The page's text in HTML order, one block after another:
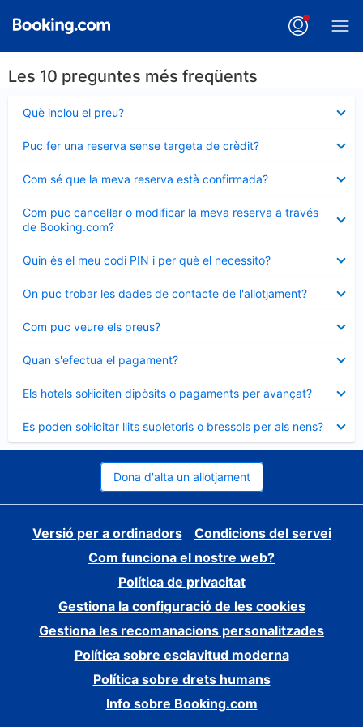
Les 10 preguntes més freqüents
Què inclou el preu?
tancat
Puc fer una reserva sense targeta de crèdit?
tancat
Com sé que la meva reserva està confirmada?
tancat
Com puc cancel·lar o modificar la meva reserva a través
de Booking.com?
tancat
Quin és el meu codi PIN i per què el necessito?
tancat
On puc trobar les dades de contacte de l'allotjament?
tancat
Com puc veure els preus?
tancat
Quan s'efectua el pagament?
tancat
Els hotels sol·liciten dipòsits o pagaments per avançat?
tancat
Es poden sol·licitar llits supletoris o bressols per als nens?
tancat
Dona d'alta un allotjament
Versió per a ordinadors
Condicions del servei
Com funciona el nostre web?
Política de privacitat
Gestiona la configuració de les cookies
Gestiona les recomanacions personalitzades
Política sobre esclavitud moderna
Política sobre drets humans
Info sobre Booking.com